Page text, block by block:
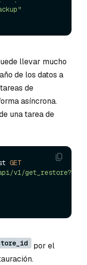
llevar mucho
de los datos a
de
asíncrona.
una tarea de
GET
v1/get_restore?
por el